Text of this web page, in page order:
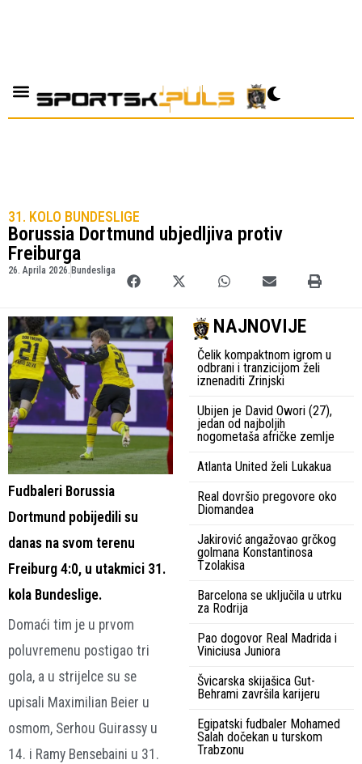
31. KOLO BUNDESLIGE
Borussia Dortmund ubjedljiva protiv
Freiburga
26. Aprila 2026. Bundesliga
Fudbaleri Borussia
Dortmund pobijedili su
danas na svom terenu
Freiburg 4:0, u utakmici 31.
kola Bundeslige.
Domaći tim je u prvom
poluvremenu postigao tri
gola, a u strijelce su se
upisali Maximilian Beier u
osmom, Serhou Guirassy u
14. i Ramy Bensebaini u 31.
NAJNOVIJE
Čelik kompaktnom igrom u
odbrani i tranzicijom želi
iznenaditi Zrinjski
Ubijen je David Owori (27),
jedan od najboljih
nogometaša afričke zemlje
Atlanta United želi Lukakua
Real dovršio pregovore oko
Diomandea
Jakirović angažovao grčkog
golmana Konstantinosa
Tzolakisa
Barcelona se uključila u utrku
za Rodrija
Pao dogovor Real Madrida i
Viniciusa Juniora
Švicarska skijašica Gut-
Behrami završila karijeru
Egipatski fudbaler Mohamed
Salah dočekan u turskom
Trabzonu